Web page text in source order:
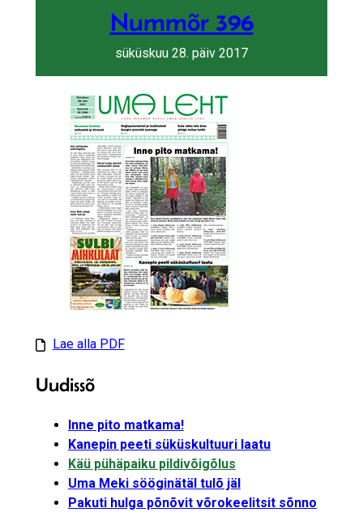
Nummõr 396
süküskuu 28. päiv 2017
Lae alla PDF
Uudissõ
Inne pito matkama!
Kanepin peeti süküskultuuri laatu
Käü pühäpaiku pildivõigõlus
Uma Meki sööginätäl tulõ jäl
Pakuti hulga põnõvit võrokeelitsit sõnno